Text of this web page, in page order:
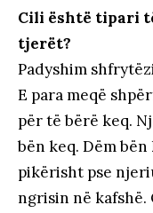
Cili është tipari
tjerët?
Padyshim
E para meqë
për të bërë keq.
bën keq. Dëm
pikërisht pse
ngrisin në kafshë.